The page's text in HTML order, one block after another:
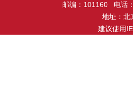
邮编：101160 电话
地址：北
建议使用